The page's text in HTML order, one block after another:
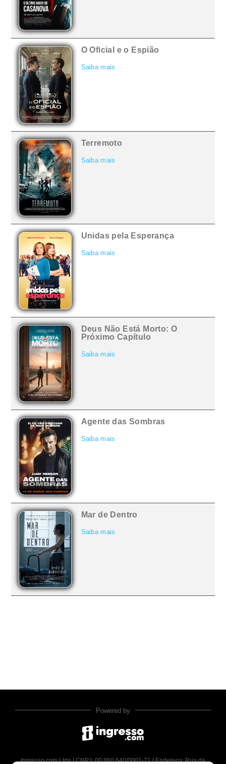
O Oficial e o Espião
Saiba mais
Terremoto
Saiba mais
Unidas pela Esperança
Saiba mais
Deus Não Está Morto: O
Próximo Capítulo
Saiba mais
Agente das Sombras
Saiba mais
Mar de Dentro
Saiba mais
Powered by
Ingresso.com Ltda | CNPJ: 00.860.640/0001-71 | Endereço: Rua da